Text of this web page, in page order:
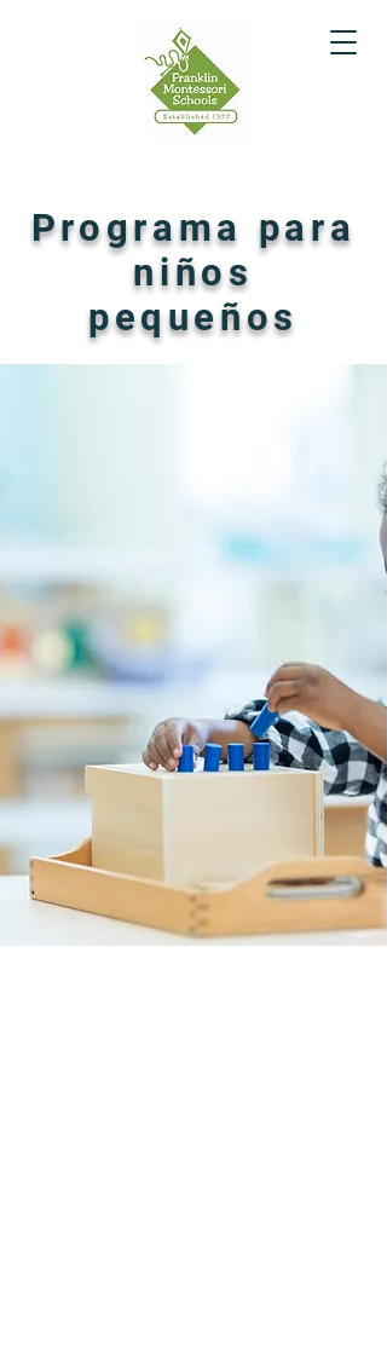
Programa para
niños
pequeños